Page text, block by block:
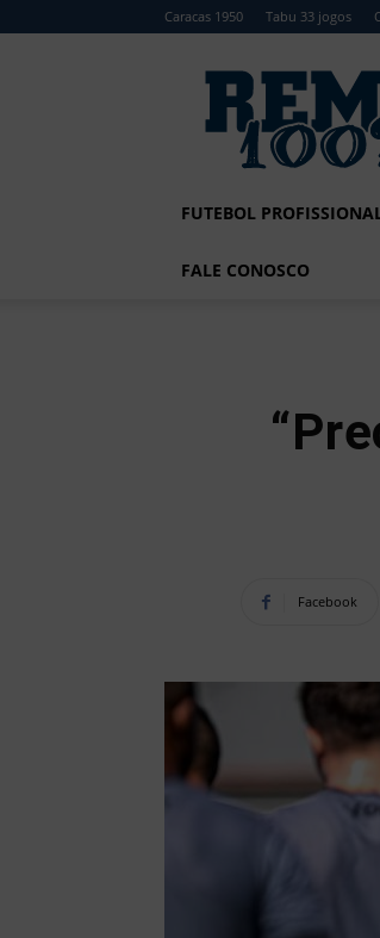
Caracas 1950 Tabu 33 jogos
FUTEBOL
FALE CONOSCO
Facebook